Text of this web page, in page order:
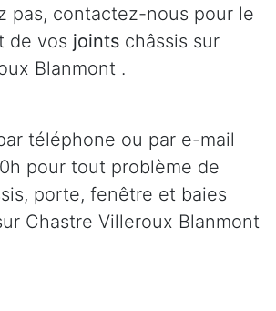
pas, contactez-nous pour le
de vos joints châssis sur
Blanmont .
téléphone ou par e-mail
pour tout problème de
porte, fenêtre et baies
Chastre Villeroux Blanmont